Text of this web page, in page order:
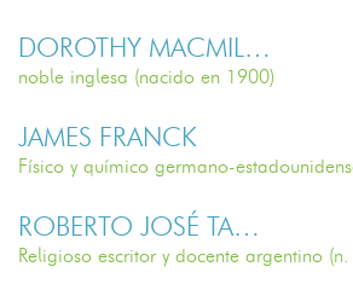
DOROTHY MACMILLAN
noble inglesa (nacido en 1900)
JAMES FRANCK
ROBERTO JOSÉ TAVELLA
Religioso escritor y docente argentino